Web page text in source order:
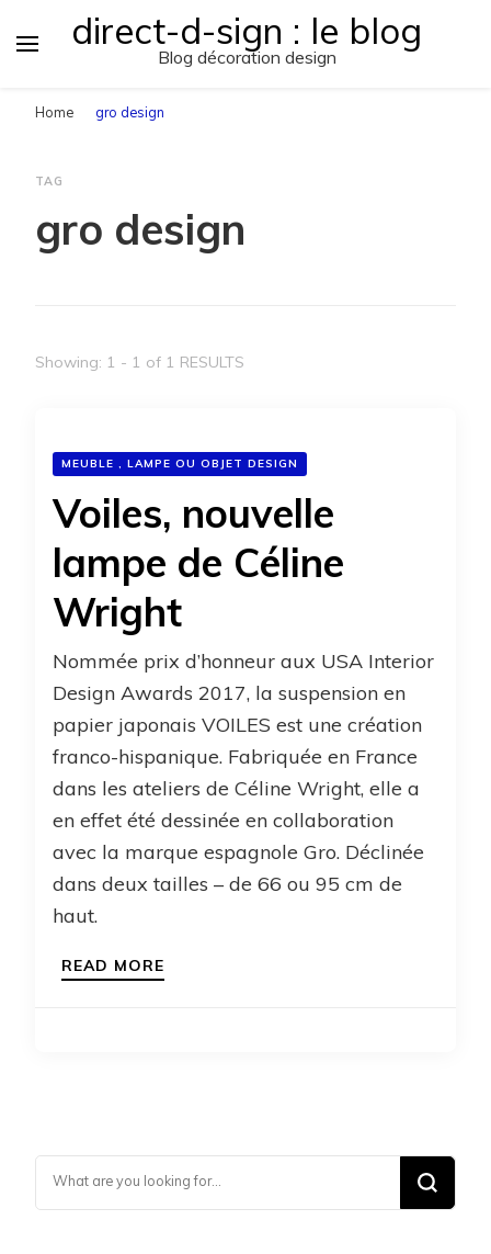
direct-d-sign : le blog
Blog décoration design
Home gro design
TAG
gro design
Showing: 1 - 1 of 1 RESULTS
MEUBLE , LAMPE OU OBJET DESIGN
Voiles, nouvelle
lampe de Céline
Wright
Nommée prix d’honneur aux USA Interior
Design Awards 2017, la suspension en
papier japonais VOILES est une création
franco-hispanique. Fabriquée en France
dans les ateliers de Céline Wright, elle a
en effet été dessinée en collaboration
avec la marque espagnole Gro. Déclinée
dans deux tailles – de 66 ou 95 cm de
haut.
READ MORE